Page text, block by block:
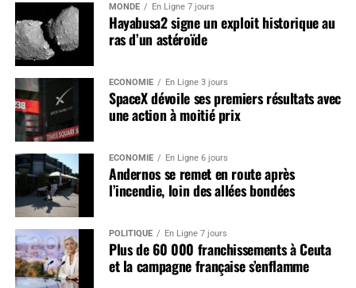
MONDE En Ligne 7 jours
Hayabusa2 signe un exploit historique au
ras d’un astéroïde
ÉCONOMIE En Ligne 3 jours
SpaceX dévoile ses premiers résultats avec
une action à moitié prix
ÉCONOMIE En Ligne 6 jours
Andernos se remet en route après
l’incendie, loin des allées bondées
POLITIQUE En Ligne 7 jours
Plus de 60 000 franchissements à Ceuta
et la campagne française s’enflamme